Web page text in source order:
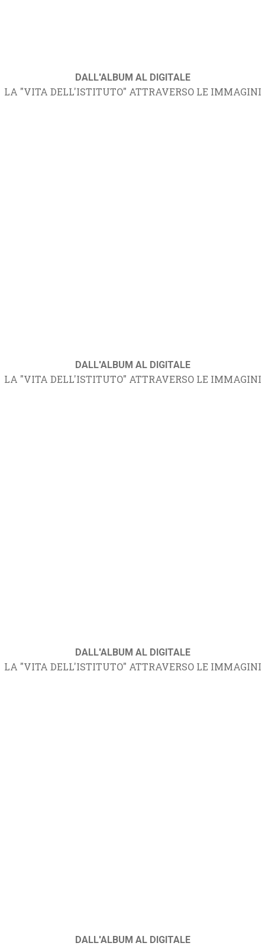
DALL'ALBUM AL DIGITALE
LA "VITA DELL'ISTITUTO" ATTRAVERSO LE IMMAGINI
DALL'ALBUM AL DIGITALE
LA "VITA DELL'ISTITUTO" ATTRAVERSO LE IMMAGINI
DALL'ALBUM AL DIGITALE
LA "VITA DELL'ISTITUTO" ATTRAVERSO LE IMMAGINI
DALL'ALBUM AL DIGITALE